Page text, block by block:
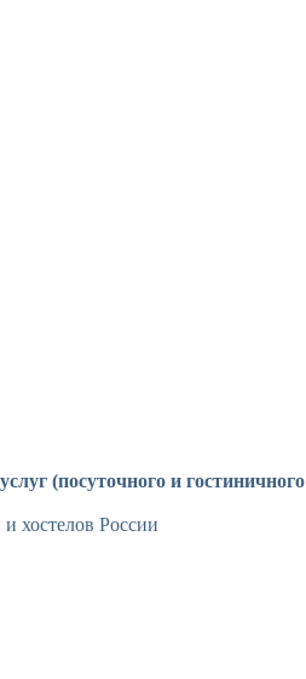
(посуточного и гостиничного
хостелов России